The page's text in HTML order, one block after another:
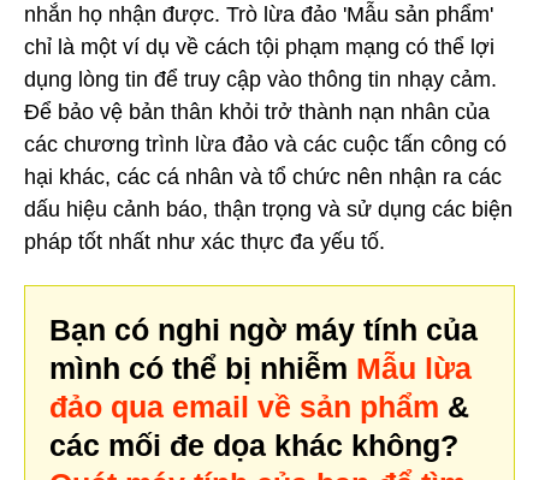
nhắn họ nhận được. Trò lừa đảo 'Mẫu sản phẩm'
chỉ là một ví dụ về cách tội phạm mạng có thể lợi
dụng lòng tin để truy cập vào thông tin nhạy cảm.
Để bảo vệ bản thân khỏi trở thành nạn nhân của
các chương trình lừa đảo và các cuộc tấn công có
hại khác, các cá nhân và tổ chức nên nhận ra các
dấu hiệu cảnh báo, thận trọng và sử dụng các biện
pháp tốt nhất như xác thực đa yếu tố.
Bạn có nghi ngờ máy tính của
mình có thể bị nhiễm Mẫu lừa
đảo qua email về sản phẩm &
các mối đe dọa khác không?